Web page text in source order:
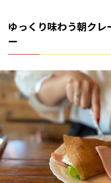
ゆっくり味わう朝クレ
ー